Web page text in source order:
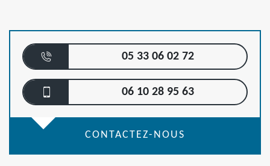
05 33 06 02 72
06 10 28 95 63
CONTACTEZ-NOUS